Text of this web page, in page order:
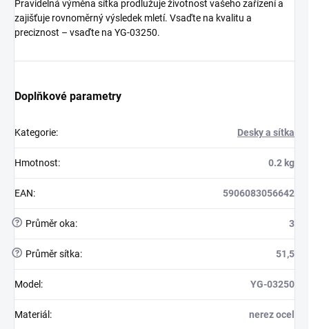
Pravidelná výměna sítka prodlužuje životnost vašeho zařízení a
zajišťuje rovnoměrný výsledek mletí. Vsaďte na kvalitu a
preciznost – vsaďte na YG-03250.
Doplňkové parametry
Kategorie: Desky a sítka
Hmotnost: 0.2 kg
EAN: 5906083056642
? Průměr oka: 3
? Průměr sítka: 51,5
Model : YG-03250
Materiál : nerez ocel